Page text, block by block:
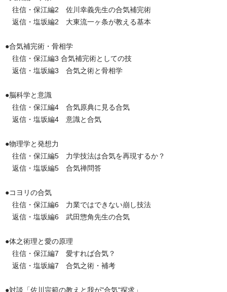
往信・保江編2 佐川幸義先生の合気補完術
返信・塩坂編2 大東流一ヶ条が教える基本
●合気補完術・骨相学
往信・保江編3 合気補完術としての技
返信・塩坂編3 合気之術と骨相学
●脳科学と意識
往信・保江編4 合気原典に見る合気
返信・塩坂編4 意識と合気
●物理学と発想力
往信・保江編5 力学技法は合気を再現するか？
返信・塩坂編5 合気禅問答
●コヨリの合気
往信・保江編6 力業ではできない崩し技法
返信・塩坂編6 武田惣角先生の合気
●体之術理と愛の原理
往信・保江編7 愛すれば合気？
返信・塩坂編7 合気之術・補考
●対談「佐川宗範の教えと我が"合気"探求」